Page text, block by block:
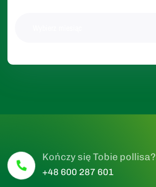
Kończy się Tobie pollisa?
+48 600 287 601